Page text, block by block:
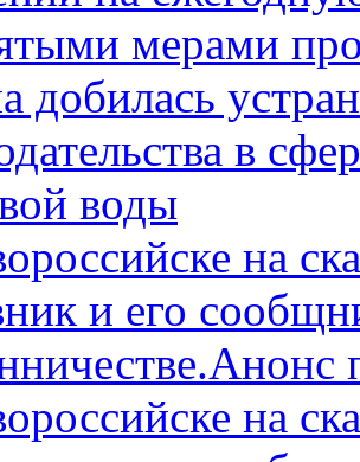
мерами
добилась
в
воды
на
и его
на